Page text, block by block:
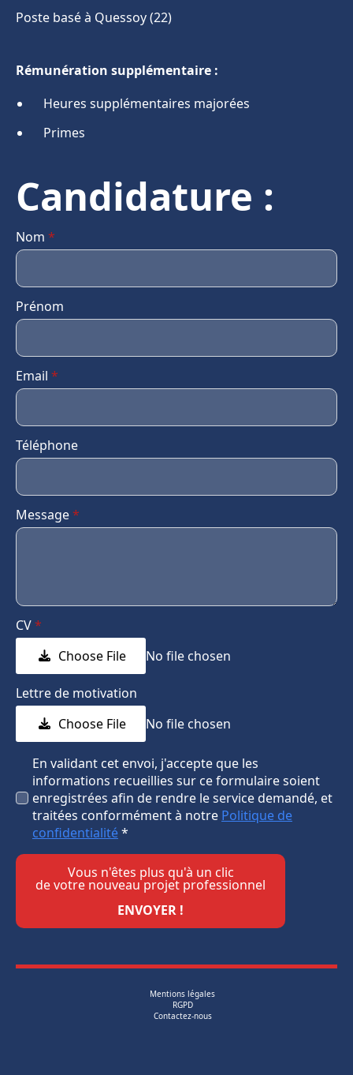
Poste basé à Quessoy (22)
Rémunération supplémentaire :
Heures supplémentaires majorées
Primes
Candidature :
Nom *
Prénom
Email *
Téléphone
Message*
CV*
Choose File
No file chosen
Lettre de motivation
Choose File
No file chosen
En validant cet envoi, j'accepte que les
informations recueillies sur ce formulaire soient
enregistrées afin de rendre le service demandé, et
traitées conformément à notre Politique de
confidentialité*
Vous n'êtes plus qu'à un clic
de votre nouveau projet professionnel
ENVOYER !
Mentions légales
RGPD
Contactez-nous